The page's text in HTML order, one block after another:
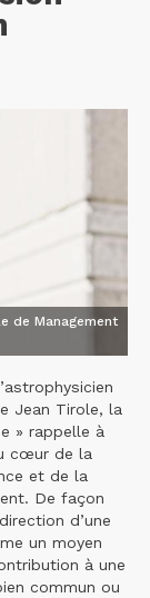
de Management
Jean Tirole, la
» rappelle à
cœur de la
et de la
De façon
d’une
un moyen
à une
commun ou